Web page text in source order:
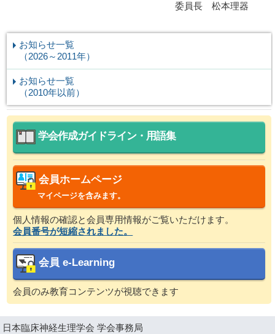
委員長 松本理器
お知らせ一覧
（2026～2011年）
お知らせ一覧
（2010年以前）
学会作成ガイドライン・用語集
会員ホームページ
マイページを含みます。
個人情報の確認と会員専用情報がご覧いただけます。
会員番号が短縮されました。
会員 e-Learning
会員のみ教育コンテンツが視聴できます
日本臨床神経生理学会 学会事務局